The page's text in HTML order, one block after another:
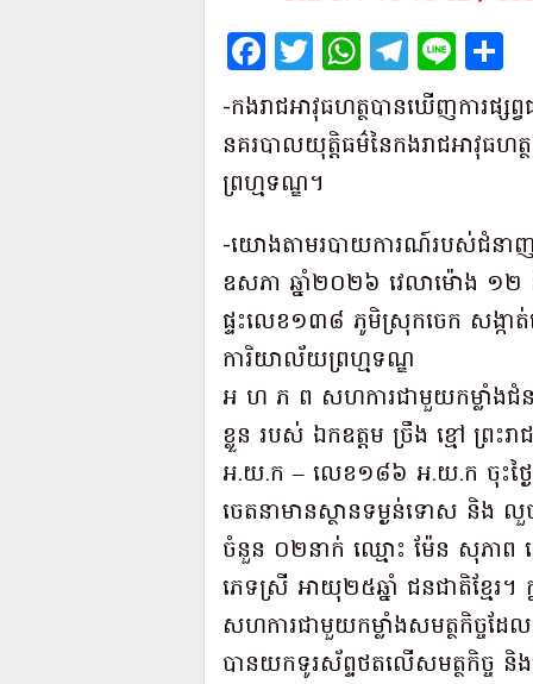
Facebook
Twitter
WhatsApp
Line
-កងរាជអាវុធហត្ថបានឃើញការផ្ស
នគរបាលយុត្តិធម៌នៃកងរាជអាវុធហត្
ព្រហ្មទណ្ឌ។
-យោងតាមរបាយការណ៍របស់ជំនាញ
ឧសភា ឆ្នាំ២០២៦ វេលាម៉ោង ១
ផ្ទះលេខ១៣៨ ភូមិស្រុកចេក សង្កាត់
ការិយាល័យព្រហ្មទណ្ឌ
អ ហ ភ ព សហការជាមួយកម្លាំងជំន
ខ្លួន របស់ ឯកឧត្ដម ច្រឹង ខ្មៅ ព្រះ
អ.យ.ក – លេខ១៨៦ អ.យ.ក ចុះថ្ង
ចេតនាមានស្ថានទម្ងន់ទោស និង
ចំនួន ០២នាក់ ឈ្មោះ ម៉ែន សុភាព
ភេទស្រី អាយុ២៥ឆ្នាំ ជនជាតិខ្មែរ
សហការជាមួយកម្លាំងសមត្ថកិច្ចដ
បានយកទូរស័ព្ទថតលើសមត្ថកិច្ច និងប្